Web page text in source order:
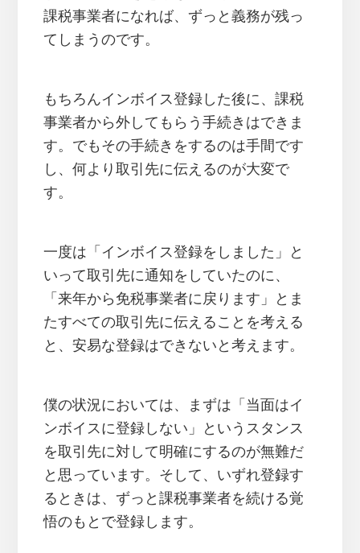
課税事業者になれば、ずっと義務が残っ
てしまうのです。
もちろんインボイス登録した後に、課税
事業者から外してもらう手続きはできま
す。でもその手続きをするのは手間です
し、何より取引先に伝えるのが大変で
す。
一度は「インボイス登録をしました」と
いって取引先に通知をしていたのに、
「来年から免税事業者に戻ります」とま
たすべての取引先に伝えることを考える
と、安易な登録はできないと考えます。
僕の状況においては、まずは「当面はイ
ンボイスに登録しない」というスタンス
を取引先に対して明確にするのが無難だ
と思っています。そして、いずれ登録す
るときは、ずっと課税事業者を続ける覚
悟のもとで登録します。